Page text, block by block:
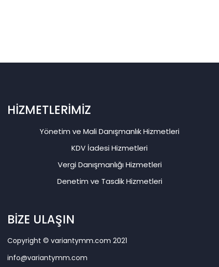
HİZMETLERİMİZ
Yönetim ve Mali Danışmanlık Hizmetleri
KDV İadesi Hizmetleri
Vergi Danışmanlığı Hizmetleri
Denetim ve Tasdik Hizmetleri
BİZE ULAŞIN
Copyright © variantymm.com 2021
info@variantymm.com